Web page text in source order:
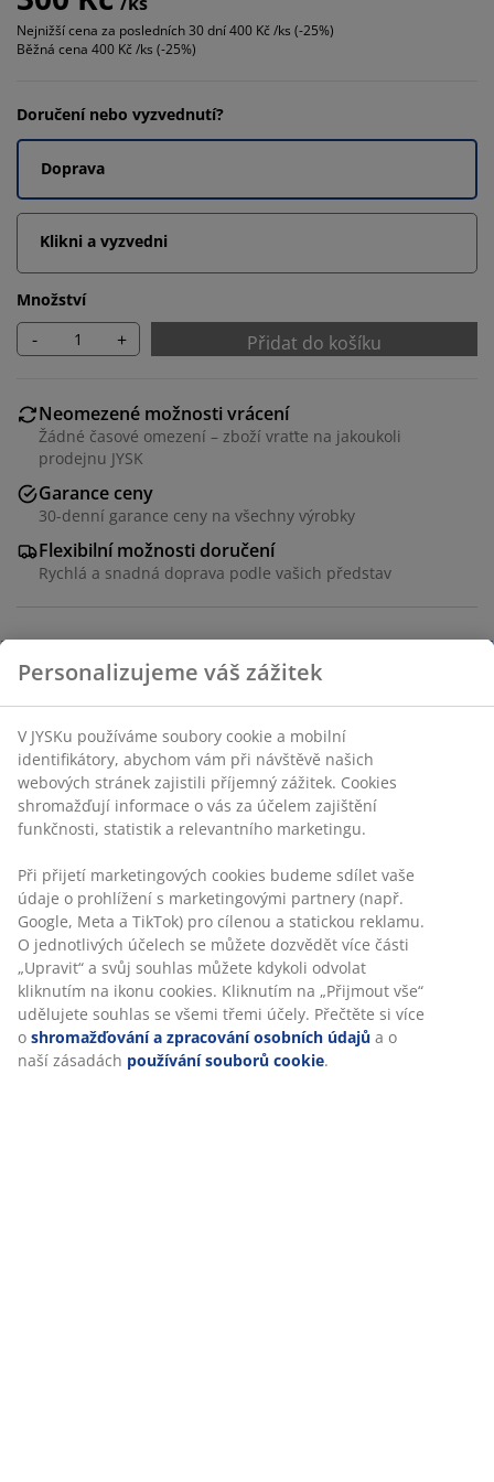
Nejnižší cena za posledních 30 dní400 Kč /ks (-25%)
Běžná cena 400 Kč /ks (-25%)
Doručení nebo vyzvednutí?
Doprava
Klikni a vyzvedni
Množství
- + Přidat do košíku
Neomezené možnosti vrácení
Žádné časové omezení – zboží vraťte na jakoukoli
prodejnu JYSK
Garance ceny
30-denní garance ceny na všechny výrobky
Flexibilní možnosti doručení
Rychlá a snadná doprava podle vašich představ
Venkovní umělá rostlina se vzorovanými listy v
odstínech zelené. Tato závěsná rostlina je ideální k
vytvořila útulnou atmosféru na vaší terase nebo
balkónu. Ø35×V30 cm
Skladová položka: 6425058
Specifikace
Hodnocení
(1)
Personalizujeme váš zážitek
V JYSKu používáme soubory cookie a mobilní
identifikátory, abychom vám při návštěvě našich
webových stránek zajistili příjemný zážitek. Cookies
shromažďují informace o vás za účelem zajištění
funkčnosti, statistik a relevantního marketingu.
Při přijetí marketingových cookies budeme sdílet vaše
údaje o prohlížení s marketingovými partnery (např.
Google, Meta a TikTok) pro cílenou a statickou reklamu.
O jednotlivých účelech se můžete dozvědět více části
„Upravit“ a svůj souhlas můžete kdykoli odvolat
kliknutím na ikonu cookies. Kliknutím na „Přijmout vše“
udělujete souhlas se všemi třemi účely. Přečtěte si více
o shromažďování a zpracování osobních údajů a o
naší zásadách používání souborů cookie.